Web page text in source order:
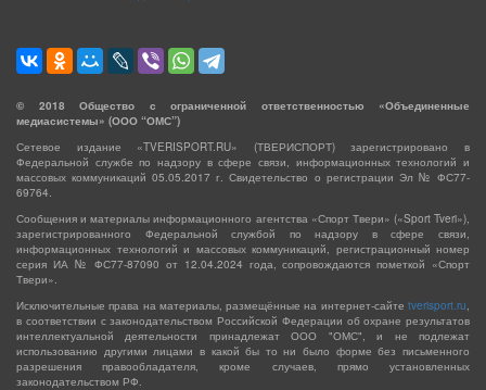
© 2018 Общество с ограниченной ответственностью «Объединенные
медиасистемы» (ООО “ОМС”)
Сетевое издание «TVERISPORT.RU» (ТВЕРИСПОРТ) зарегистрировано в
Федеральной службе по надзору в сфере связи, информационных технологий и
массовых коммуникаций 05.05.2017 г. Свидетельство о регистрации Эл № ФС77-
69764.
Сообщения и материалы информационного агентства «Спорт Твери» («Sport Tveri»),
зарегистрированного Федеральной службой по надзору в сфере связи,
информационных технологий и массовых коммуникаций, регистрационный номер
серия ИА № ФС77-87090 от 12.04.2024 года, сопровождаются пометкой «Спорт
Твери».
Исключительные права на материалы, размещённые на интернет-сайте tverisport.ru,
в соответствии с законодательством Российской Федерации об охране результатов
интеллектуальной деятельности принадлежат ООО "ОМС", и не подлежат
использованию другими лицами в какой бы то ни было форме без письменного
разрешения правообладателя, кроме случаев, прямо установленных
законодательством РФ.